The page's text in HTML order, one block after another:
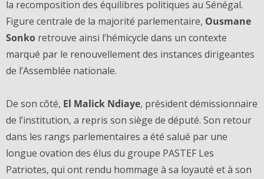
la recomposition des équilibres politiques au Sénégal.
Figure centrale de la majorité parlementaire, Ousmane
Sonko retrouve ainsi l’hémicycle dans un contexte
marqué par le renouvellement des instances dirigeantes
de l’Assemblée nationale.
De son côté, El Malick Ndiaye, président démissionnaire
de l’institution, a repris son siège de député. Son retour
dans les rangs parlementaires a été salué par une
longue ovation des élus du groupe PASTEF Les
Patriotes, qui ont rendu hommage à sa loyauté et à son